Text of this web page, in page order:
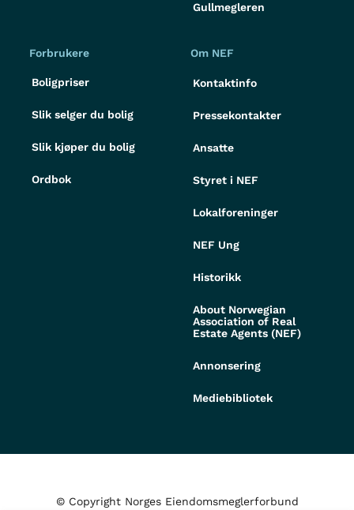
Gullmegleren
Forbrukere
Boligpriser
Slik selger du bolig
Slik kjøper du bolig
Ordbok
Om NEF
Kontaktinfo
Pressekontakter
Ansatte
Styret i NEF
Lokalforeninger
NEF Ung
Historikk
About Norwegian
Association of Real
Estate Agents (NEF)
Annonsering
Mediebibliotek
© Copyright Norges Eiendomsmeglerforbund